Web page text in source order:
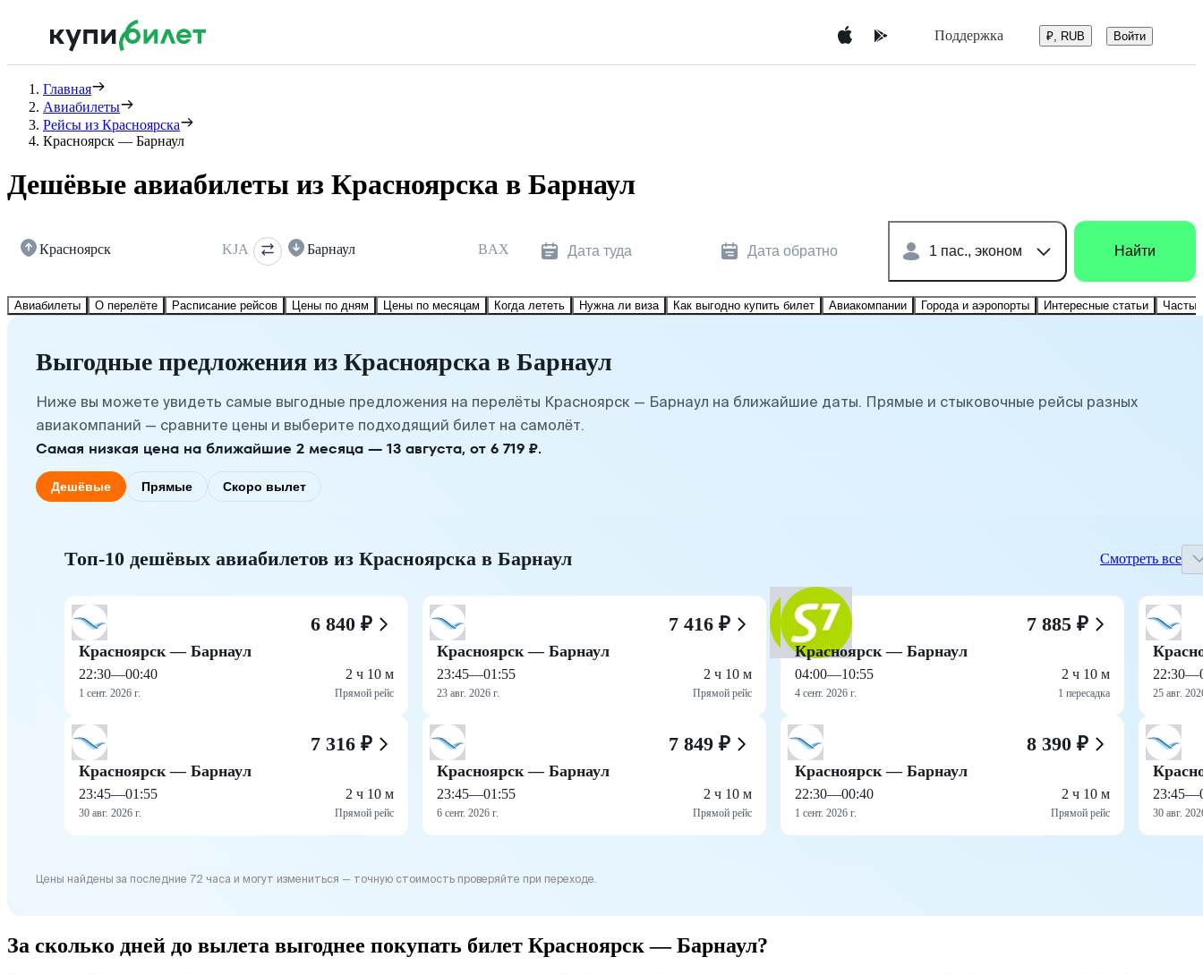
Поддержка ₽, RUB Войти
Главная
Авиабилеты
Рейсы из Красноярска
Красноярск — Барнаул
Дешёвые авиабилеты из Красноярска в Барнаул
Красноярск KJA Барнаул BAX Дата туда Дата обратно 1 пас., эконом Найти
Авиабилеты О перелёте Расписание рейсов Цены по дням Цены по месяцам Когда лететь Нужна ли виза Как выгодно купить билет Авиакомпании Города и аэропорты Интересные статьи
Выгодные предложения из Красноярска в Барнаул
Ниже вы можете увидеть самые выгодные предложения на перелёты Красноярск — Барнаул на ближайшие даты. Прямые и стыковочные рейсы разных
авиакомпаний — сравните цены и выберите подходящий билет на самолёт.
Самая низкая цена на ближайшие 2 месяца — 13 августа, от 6 719 ₽.
Дешёвые Прямые Скоро вылет
Топ-10 дешёвых авиабилетов из Красноярска в Барнаул Смотреть все
6 840 ₽
Красноярск — Барнаул
22:30—00:40
1 сент. 2026 г.
2 ч 10 м
Прямой рейс
7 316 ₽
Красноярск — Барнаул
23:45—01:55
30 авг. 2026 г.
2 ч 10 м
Прямой рейс
7 416 ₽
Красноярск — Барнаул
23:45—01:55
23 авг. 2026 г.
2 ч 10 м
Прямой рейс
7 849 ₽
Красноярск — Барнаул
23:45—01:55
6 сент. 2026 г.
2 ч 10 м
Прямой рейс
7 885 ₽
Красноярск — Барнаул
04:00—10:55
4 сент. 2026 г.
2 ч 10 м
1 пересадка
8 390 ₽
Красноярск — Барнаул
22:30—00:40
1 сент. 2026 г.
2 ч 10 м
Прямой рейс
22:30—
25 авг.
23:45—
30 авг.
Цены найдены за последние 72 часа и могут измениться — точную стоимость проверяйте при переходе.
За сколько дней до вылета выгоднее покупать билет Красноярск — Барнаул?